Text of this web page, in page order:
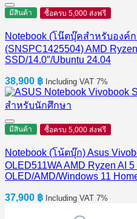
มีสินค้า ซื้อครบ 5,000 ส่งฟรี
Notebook (โน๊ตบุ๊คสำหรับองค์
(SNSPC1425504) AMD
SSD/14.0″/Ubuntu 24.04
38,900 ฿ Including VAT 7%
มีสินค้า ซื้อครบ 5,000 ส่งฟรี
Notebook (โน้ตบุ๊ก) Asus
OLED511WA AMD Ryzen AI
OLED/AMD/Windows 11
37,900 ฿ Including VAT 7%